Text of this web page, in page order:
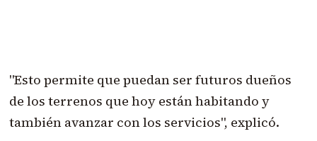
"Esto permite que puedan ser futuros dueños
de los terrenos que hoy están habitando y
también avanzar con los servicios", explicó.